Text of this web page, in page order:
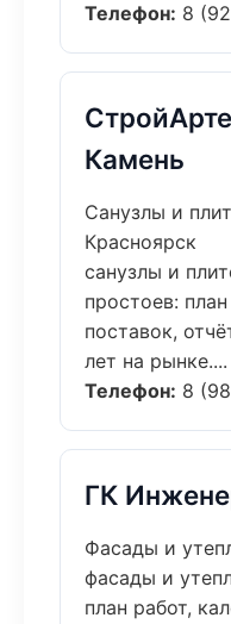
Телефон: 8
Камень
Санузлы и
Красноярск
санузлы и
простоев:
поставок,
лет на рынке....
Телефон: 8
ГК
Фасады и
фасады и
план работ,